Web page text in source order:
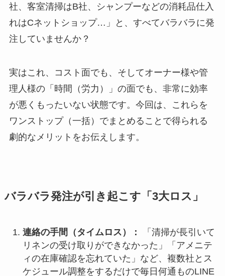
社、客室清掃はB社、シャンプーなどの消耗品仕入
れはCネットショップ…」と、すべてバラバラに発
注していませんか？
実はこれ、コスト面でも、そしてオーナー様や管
理人様の「時間（労力）」の面でも、非常に効率
が悪くもったいない状態です。今回は、これらを
ワンストップ（一括）でまとめることで得られる
劇的なメリットをお伝えします。
バラバラ発注が引き起こす「3大ロス」
連絡の手間（タイムロス）：
「清掃が長引いて
リネンの受け取りができなかった」「アメニテ
ィの在庫確認を忘れていた」など、複数社とス
ケジュール調整をするだけで毎日何通ものLINE